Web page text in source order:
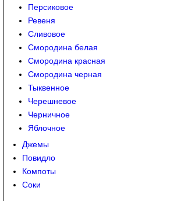
Персиковое
Ревеня
Сливовое
Смородина белая
Смородина красная
Смородина черная
Тыквенное
Черешневое
Черничное
Яблочное
Джемы
Повидло
Компоты
Соки